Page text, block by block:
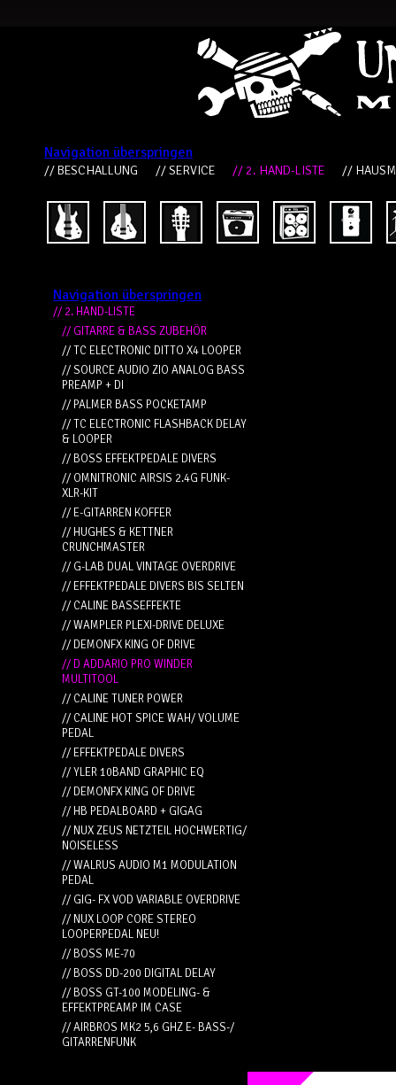
Navigation überspringen
// BESCHALLUNG // SERVICE // 2. HAND-LISTE //
Navigation überspringen
// 2. HAND-LISTE
// GITARRE & BASS ZUBEHÖR
// TC ELECTRONIC DITTO X4 LOOPER
// SOURCE AUDIO ZIO ANALOG BASS
PREAMP + DI
// PALMER BASS POCKETAMP
// TC ELECTRONIC FLASHBACK DELAY
& LOOPER
// BOSS EFFEKTPEDALE DIVERS
// OMNITRONIC AIRSIS 2.4G FUNK-
XLR-KIT
// E-GITARREN KOFFER
// HUGHES & KETTNER
CRUNCHMASTER
// G-LAB DUAL VINTAGE OVERDRIVE
// EFFEKTPEDALE DIVERS BIS SELTEN
// CALINE BASSEFFEKTE
// WAMPLER PLEXI-DRIVE DELUXE
// DEMONFX KING OF DRIVE
// D ADDARIO PRO WINDER
MULTITOOL
// CALINE TUNER POWER
// CALINE HOT SPICE WAH/ VOLUME
PEDAL
// EFFEKTPEDALE DIVERS
// YLER 10BAND GRAPHIC EQ
// DEMONFX KING OF DRIVE
// HB PEDALBOARD + GIGAG
// NUX ZEUS NETZTEIL HOCHWERTIG/
NOISELESS
// WALRUS AUDIO M1 MODULATION
PEDAL
// GIG- FX VOD VARIABLE OVERDRIVE
// NUX LOOP CORE STEREO
LOOPERPEDAL NEU!
// BOSS ME-70
// BOSS DD-200 DIGITAL DELAY
// BOSS GT-100 MODELING- &
EFFEKTPREAMP IM CASE
// AIRBROS MK2 5,6 GHZ E- BASS-/
GITARRENFUNK